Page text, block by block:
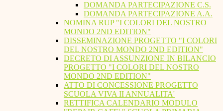
DOMANDA PARTECIPAZIONE C.S.
DOMANDA PARTECIPAZIONE A.A.
NOMINA RUP "I COLORI DEL NOSTRO
MONDO 2ND EDITION"
DISSEMINAZIONE PROGETTO "I COLORI
DEL NOSTRO MONDO 2ND EDITION"
DECRETO DI ASSUNZIONE IN BILANCIO
PROGETTO "I COLORI DEL NOSTRO
MONDO 2ND EDITION"
ATTO DI CONCESSIONE PROGETTO
SCUOLA VIVA II ANNUALITA'
RETTIFICA CALENDARIO MODULO